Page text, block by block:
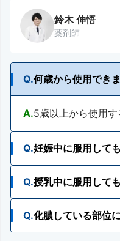
鈴木 伸悟
薬剤師
Q.何歳から使用でき
A.5歳以上から使用す
Q.妊娠中に服用して
A.妊婦又は妊娠して
剤師又は登録販売
Q.授乳中に服用して
A.授乳中の人は、医
相談ください。
Q.化膿している部位